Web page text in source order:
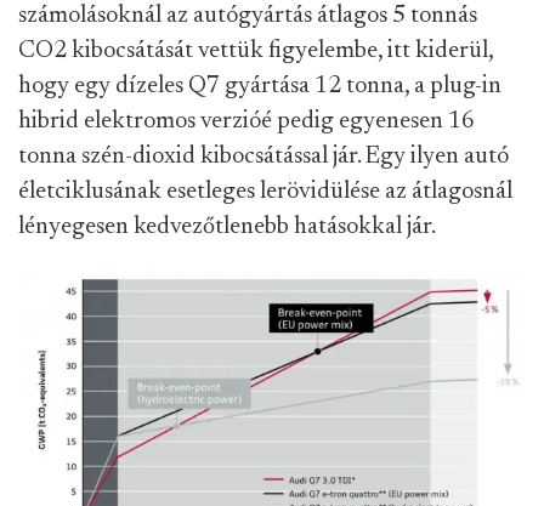
számolásoknál az autógyártás átlagos 5 tonnás
CO2 kibocsátását vettük figyelembe, itt kiderül,
hogy egy dízeles Q7 gyártása 12 tonna, a plug-in
hibrid elektromos verzióé pedig egyenesen 16
tonna szén-dioxid kibocsátással jár. Egy ilyen autó
életciklusának esetleges lerövidülése az átlagosnál
lényegesen kedvezőtlenebb hatásokkal jár.